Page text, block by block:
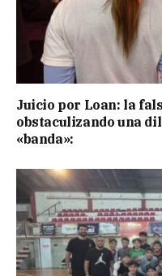
Juicio por Loan: la
obstaculizando una
«banda»: